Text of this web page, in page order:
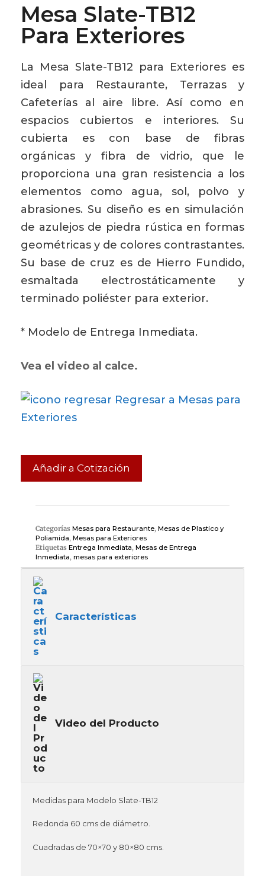
Mesa Slate-TB12
Para Exteriores
La Mesa Slate-TB12 para Exteriores es
ideal para Restaurante, Terrazas y
Cafeterías al aire libre. Así como en
espacios cubiertos e interiores. Su
cubierta es con base de fibras
orgánicas y fibra de vidrio, que le
proporciona una gran resistencia a los
elementos como agua, sol, polvo y
abrasiones. Su diseño es en simulación
de azulejos de piedra rústica en formas
geométricas y de colores contrastantes.
Su base de cruz es de Hierro Fundido,
esmaltada electrostáticamente y
terminado poliéster para exterior.
* Modelo de Entrega Inmediata.
Vea el video al calce.
Regresar a Mesas para
Exteriores
Añadir a Cotización
Categorías Mesas para Restaurante, Mesas de Plastico y
Poliamida, Mesas para Exteriores
Etiquetas Entrega Inmediata, Mesas de Entrega
Inmediata, mesas para exteriores
Características
Video del Producto
Medidas para Modelo Slate-TB12
Redonda 60 cms de diámetro.
Cuadradas de 70×70 y 80×80 cms.